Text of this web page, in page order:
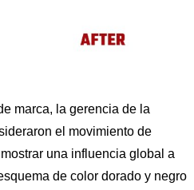
marca, la gerencia de la
el movimiento de
una influencia global a
de color dorado y negro